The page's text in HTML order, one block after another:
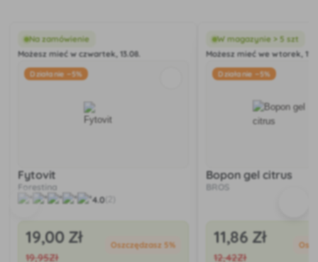
Na zamówienie
Możesz mieć w czwartek, 13.08.
Działanie −5%
Fytovit
Forestina
4.0(2)
19,00 Zł
19,95Zł
Oszczędzasz 5%
W magazynie > 5 szt
Możesz mieć we wtorek,
Działanie −5%
Bopon gel citrus
BROS
11,86 Zł
12,42Zł